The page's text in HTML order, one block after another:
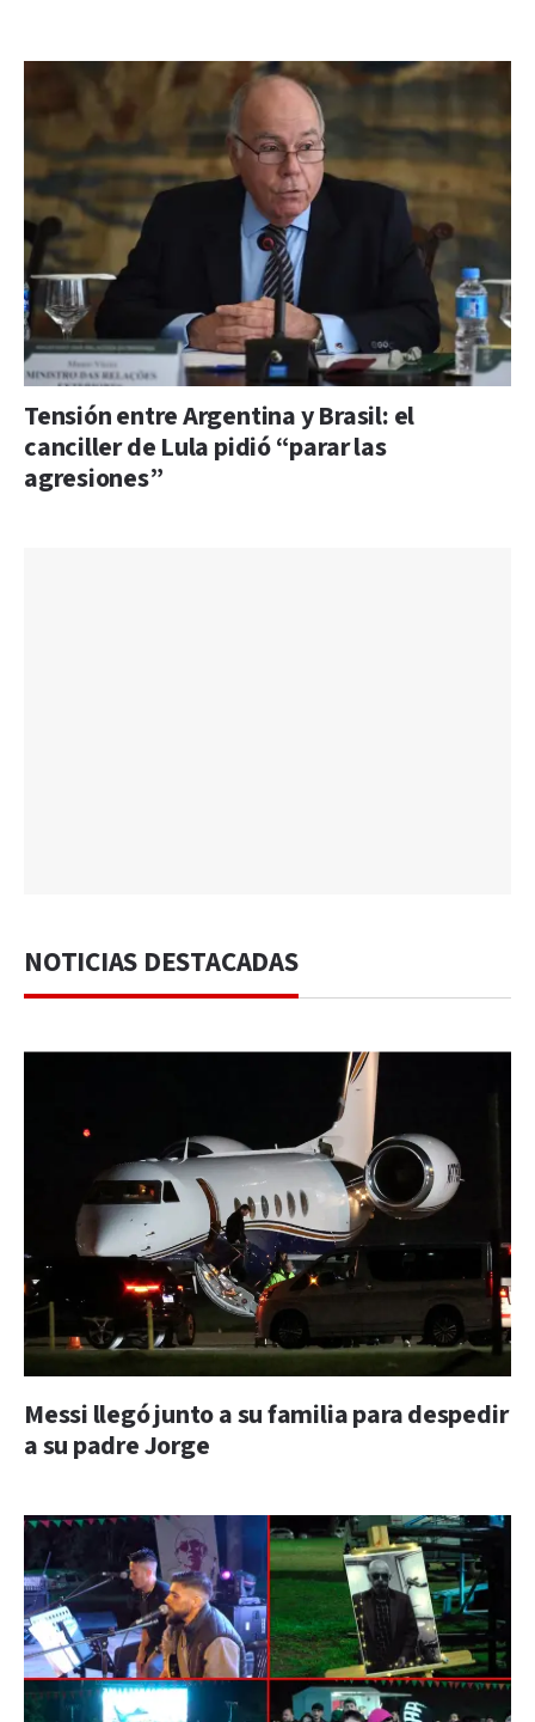
Tensión entre Argentina y Brasil: el
canciller de Lula pidió “parar las
agresiones”
NOTICIAS DESTACADAS
Messi llegó junto a su familia para despedir
a su padre Jorge